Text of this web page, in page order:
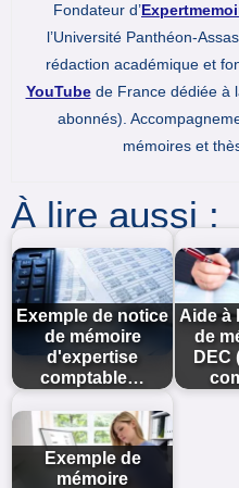
Fondateur d’
l’Université Panthéon-
rédaction académique et
YouTubede France dédiée à
abonnés).
mémoires et
À lire aussi :
Exemple de notice
de mémoire
d'expertise
comptable…
Aide à
de
DEC
Exemple de
mémoire